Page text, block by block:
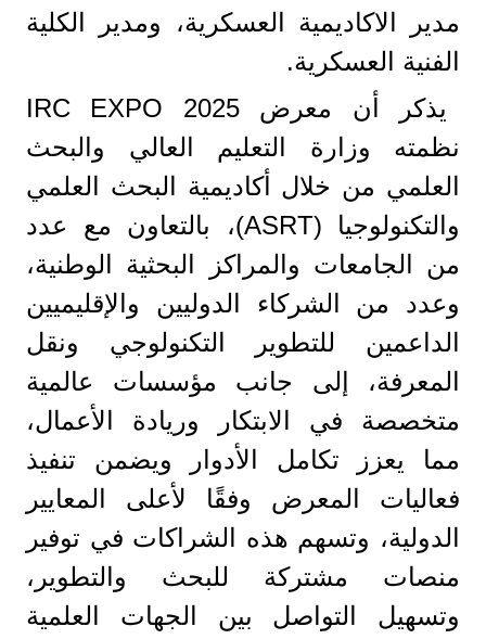
مدير الاكاديمية العسكرية، ومدير الكلية
الفنية العسكرية.
يذكر أن معرض IRC EXPO 2025
نظمته وزارة التعليم العالي والبحث
العلمي من خلال أكاديمية البحث العلمي
والتكنولوجيا (ASRT)، بالتعاون مع عدد
من الجامعات والمراكز البحثية الوطنية،
وعدد من الشركاء الدوليين والإقليميين
الداعمين للتطوير التكنولوجي ونقل
المعرفة، إلى جانب مؤسسات عالمية
متخصصة في الابتكار وريادة الأعمال،
مما يعزز تكامل الأدوار ويضمن تنفيذ
فعاليات المعرض وفقًا لأعلى المعايير
الدولية، وتسهم هذه الشراكات في توفير
منصات مشتركة للبحث والتطوير،
وتسهيل التواصل بين الجهات العلمية